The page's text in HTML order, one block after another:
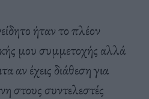
ήταν το πλέον
μου συμμετοχής αλλά
αν έχεις διάθεση για
στους συντελεστές